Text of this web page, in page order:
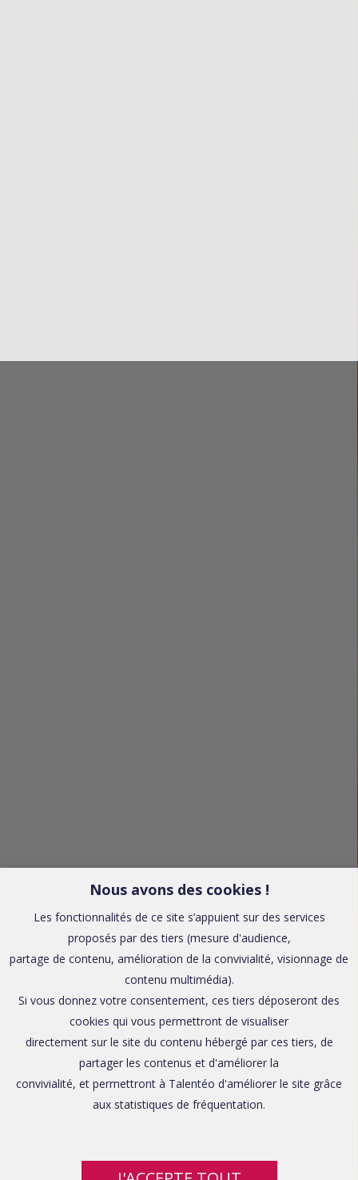
Nous avons des cookies !
Les fonctionnalités de ce site s’appuient sur des services
proposés par des tiers (mesure d'audience,
partage de contenu, amélioration de la convivialité, visionnage de
contenu multimédia).
Si vous donnez votre consentement, ces tiers déposeront des
cookies qui vous permettront de visualiser
directement sur le site du contenu hébergé par ces tiers, de
partager les contenus et d'améliorer la
convivialité, et permettront à Talentéo d'améliorer le site grâce
aux statistiques de fréquentation.